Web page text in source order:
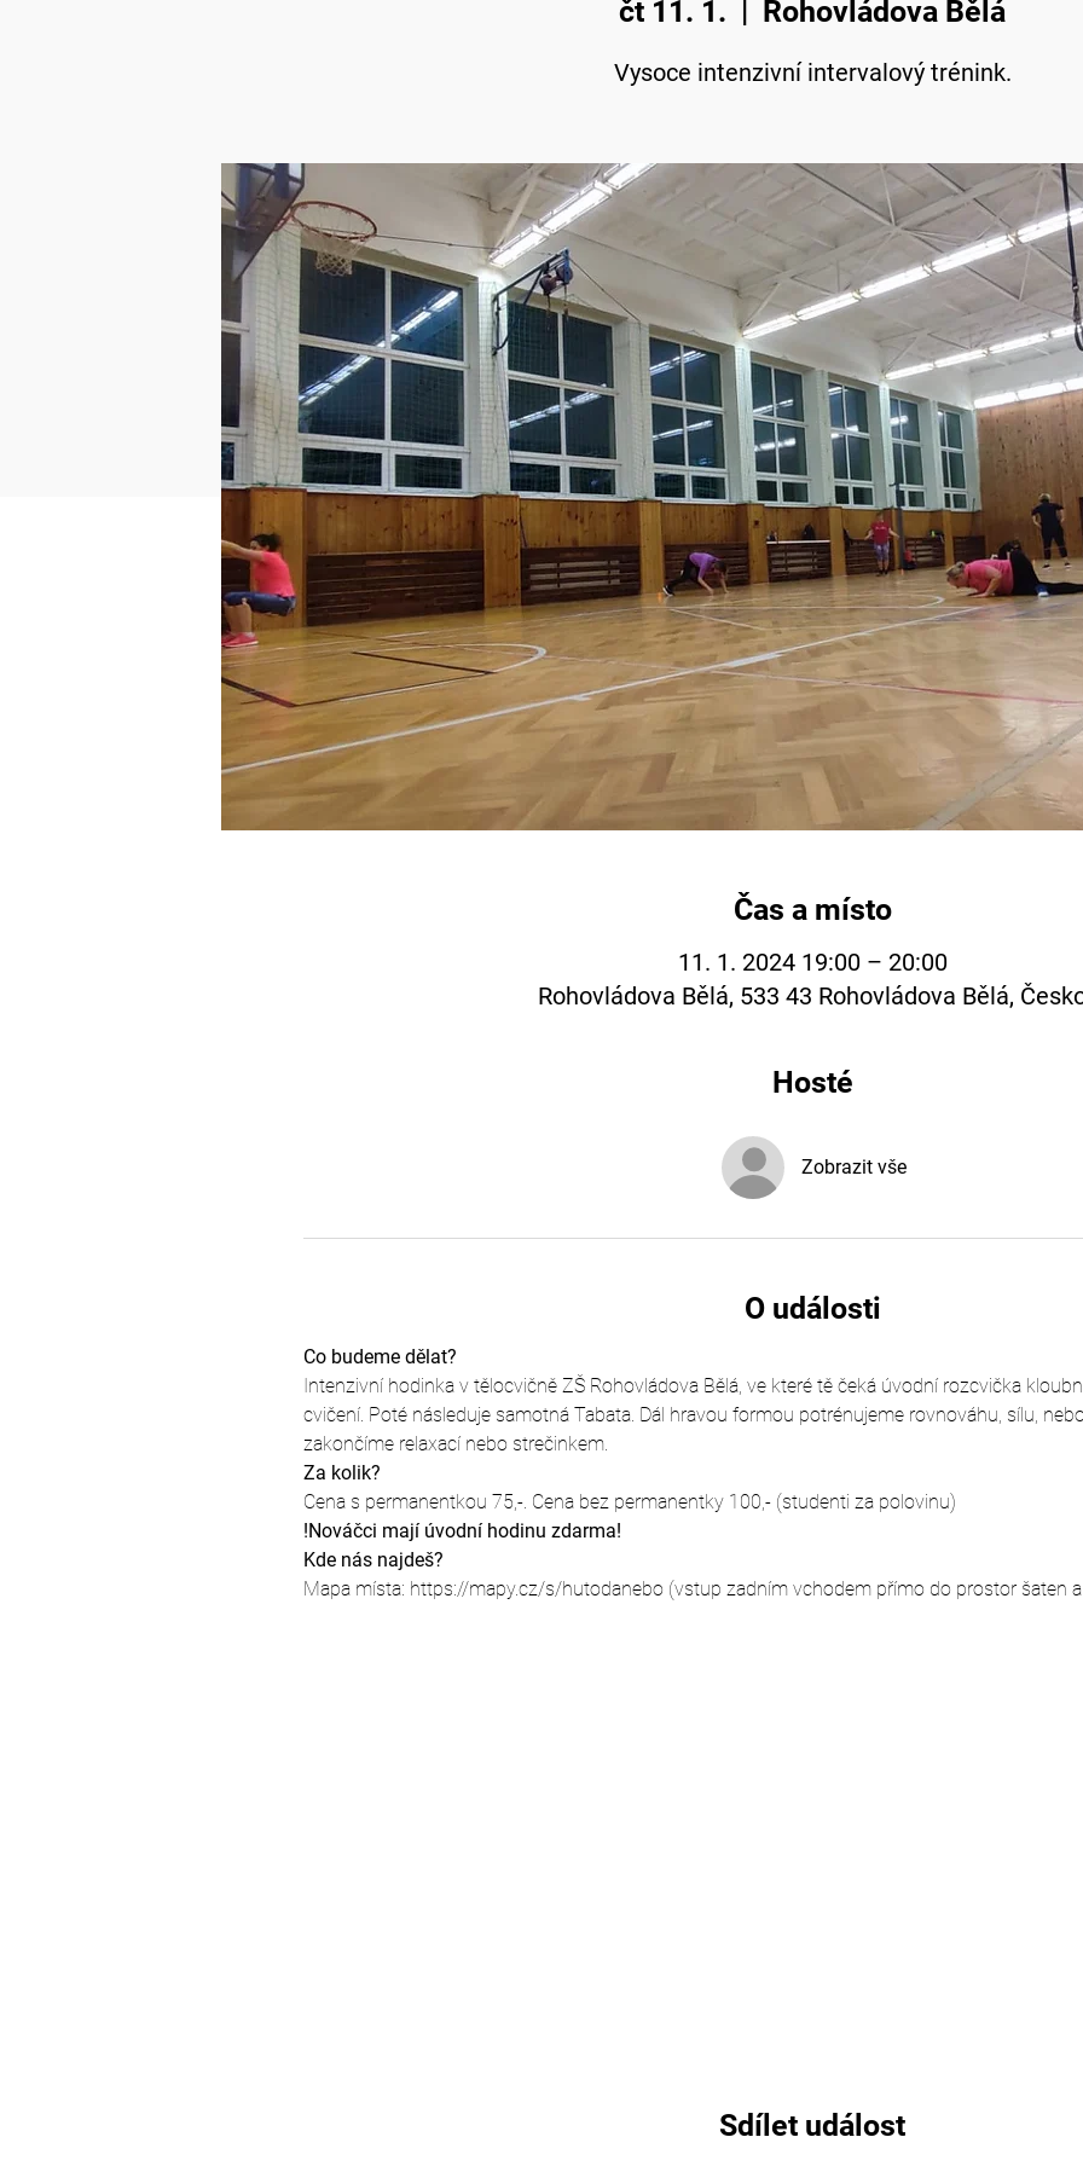
čt 11. 1. Rohovládova Bělá
Vysoce intenzivní intervalový trénink.
Čas a místo
11. 1. 2024 19:00 – 20:00
Rohovládova Bělá, 533 43 Rohovládova Bělá,
Hosté
Zobrazit vše
O události
Co budeme dělat?
Intenzivní hodinka v tělocvičně ZŠ Rohovládova Bělá, ve které tě čeká úvodní rozcvička
cvičení. Poté následuje samotná Tabata. Dál hravou formou potrénujeme rovnováhu, sílu,
zakončíme relaxací nebo strečinkem.
Za kolik?
Cena s permanentkou 75,-. Cena bez permanentky 100,- (studenti za polovinu)
!Nováčci mají úvodní hodinu zdarma!
Kde nás najdeš?
Mapa místa: https://mapy.cz/s/hutodanebo (vstup zadním vchodem přímo do prostor šaten
Sdílet událost